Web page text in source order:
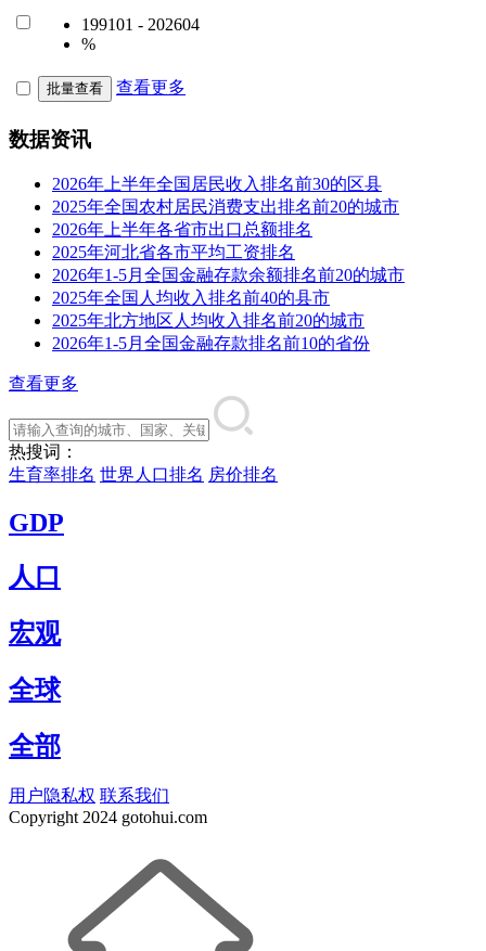
199101 - 202604
%
批量查看 查看更多
数据资讯
2026年上半年全国居民收入排名前30的区县
2025年全国农村居民消费支出排名前20的城市
2026年上半年各省市出口总额排名
2025年河北省各市平均工资排名
2026年1-5月全国金融存款余额排名前20的城市
2025年全国人均收入排名前40的县市
2025年北方地区人均收入排名前20的城市
2026年1-5月全国金融存款排名前10的省份
查看更多
热搜词：
生育率排名 世界人口排名 房价排名
GDP
人口
宏观
全球
全部
用户隐私权 联系我们
Copyright 2024 gotohui.com